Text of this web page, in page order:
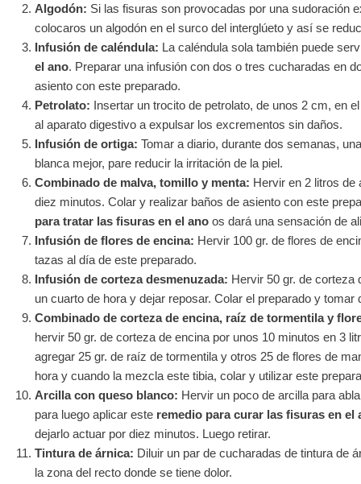
Algodón: Si las fisuras son provocadas por una sudoración
colocaros un algodón en el surco del interglúeto y así se
Infusión de caléndula: La caléndula sola también puede
el ano. Preparar una infusión con dos o tres cucharadas en
asiento con este preparado.
Petrolato: Insertar un trocito de petrolato, de unos 2 cm, en
al aparato digestivo a expulsar los excrementos sin daños.
Infusión de ortiga: Tomar a diario, durante dos semanas,
blanca mejor, pare reducir la irritación de la piel.
Combinado de malva, tomillo y menta: Hervir en 2 litros de
diez minutos. Colar y realizar baños de asiento con este
para tratar las fisuras en el anoos dará una sensación de
Infusión de flores de encina: Hervir 100 gr. de flores de
tazas al día de este preparado.
Infusión de corteza desmenuzada: Hervir 50 gr. de corteza
un cuarto de hora y dejar reposar. Colar el preparado y tomar
Combinado de corteza de encina, raíz de tormentila y
hervir 50 gr. de corteza de encina por unos 10 minutos en 3
agregar 25 gr. de raíz de tormentila y otros 25 de flores de
hora y cuando la mezcla este tibia, colar y utilizar este
Arcilla con queso blanco: Hervir un poco de arcilla para
para luego aplicar este remedio para curar las fisuras en el
dejarlo actuar por diez minutos. Luego retirar.
Tintura de árnica: Diluir un par de cucharadas de tintura de
la zona del recto donde se tiene dolor.